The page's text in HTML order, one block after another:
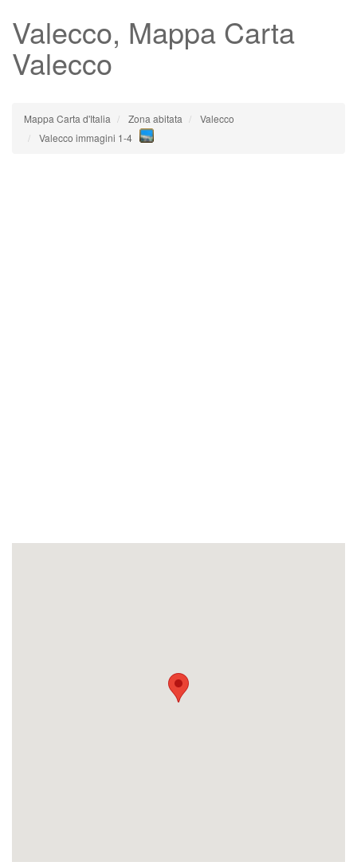
Valecco, Mappa Carta
Valecco
Mappa Carta d'Italia Zona abitata
Valecco
Valecco immagini 1-4